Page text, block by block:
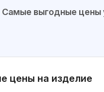
Самые выгодные цены
цены на изделие